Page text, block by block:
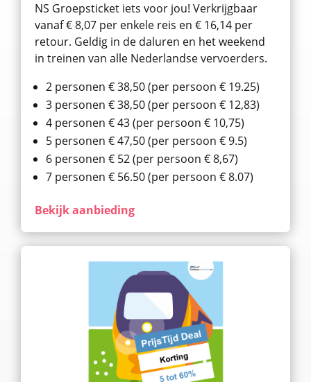
NS Groepsticket iets voor jou! Verkrijgbaar
vanaf € 8,07 per enkele reis en € 16,14 per
retour. Geldig in de daluren en het weekend
in treinen van alle Nederlandse vervoerders.
2 personen € 38,50 (per persoon € 19.25)
3 personen € 38,50 (per persoon € 12,83)
4 personen € 43 (per persoon € 10,75)
5 personen € 47,50 (per persoon € 9.5)
6 personen € 52 (per persoon € 8,67)
7 personen € 56.50 (per persoon € 8.07)
Bekijk aanbieding